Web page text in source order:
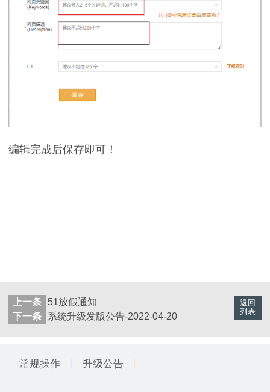
编辑完成后保存即可！
返回
列表
上一条
51放假通知
下一条
系统升级发版公告-2022-04-20
常规操作 升级公告